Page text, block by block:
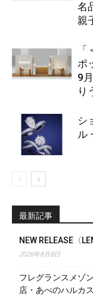
名
親
ポ
9
り
シ
ル
最新記事
NEW RELEASE〈
2026年8月8日
フレグランスメゾ
店・あべのハルカ